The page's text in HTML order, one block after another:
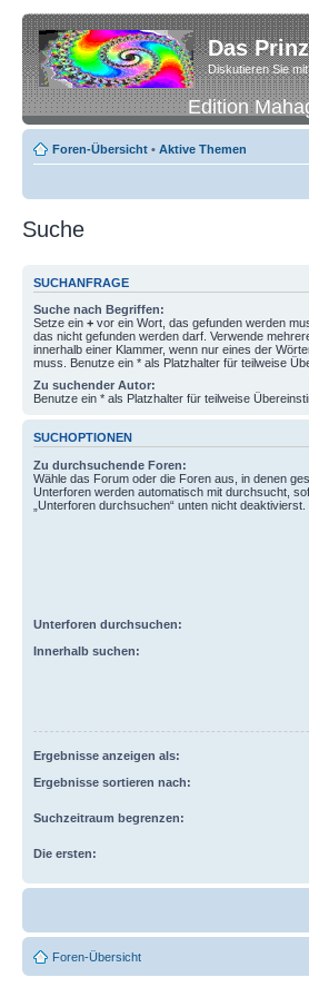
Das
Diskutieren Sie
Edition
Foren-Übersicht • Aktive Themen
Suche
SUCHANFRAGE
Suche nach Begriffen:
Setze ein + vor ein Wort, das gefunden werden
das nicht gefunden werden darf. Verwende
innerhalb einer Klammer, wenn nur eines der
muss. Benutze ein * als Platzhalter für teilweise
Zu suchender Autor:
Benutze ein * als Platzhalter für teilweise
SUCHOPTIONEN
Zu durchsuchende Foren:
Wähle das Forum oder die Foren aus, in denen
Unterforen werden automatisch mit durchsucht,
„Unterforen durchsuchen“ unten nicht deaktivierst.
Unterforen durchsuchen:
Innerhalb suchen:
Ergebnisse anzeigen als:
Ergebnisse sortieren nach:
Suchzeitraum begrenzen:
Die ersten:
Foren-Übersicht